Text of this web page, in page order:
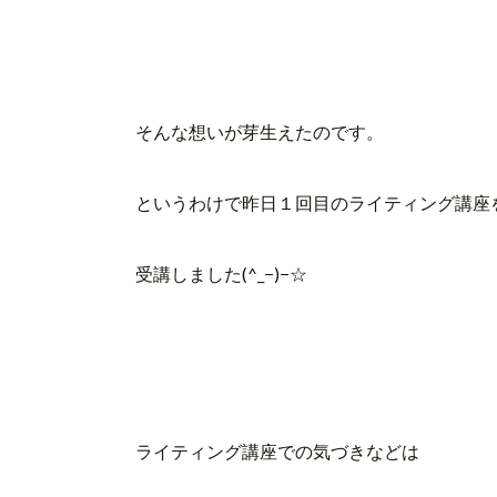
そんな想いが芽生えたのです。
というわけで昨日１回目のライティング講座
受講しました(^_−)−☆
ライティング講座での気づきなどは